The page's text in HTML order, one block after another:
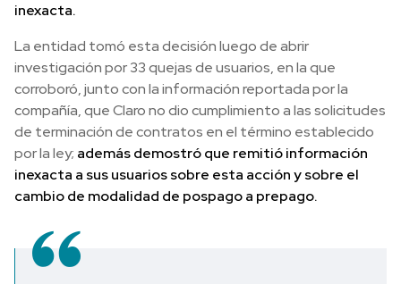
inexacta.
La entidad tomó esta decisión luego de abrir
investigación por 33 quejas de usuarios, en la que
corroboró, junto con la información reportada por la
compañía, que Claro no dio cumplimiento a las solicitudes
de terminación de contratos en el término establecido
por la ley; además demostró que remitió información
inexacta a sus usuarios sobre esta acción y sobre el
cambio de modalidad de pospago a prepago.